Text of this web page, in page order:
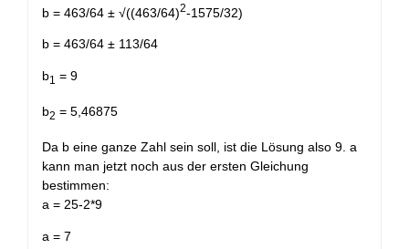
b = 463/64 ± √((463/64)2-1575/32)
b = 463/64 ± 113/64
b1 = 9
b2 = 5,46875
Da b eine ganze Zahl sein soll, ist die Lösung also 9. a
kann man jetzt noch aus der ersten Gleichung
bestimmen:
a = 25-2*9
a = 7